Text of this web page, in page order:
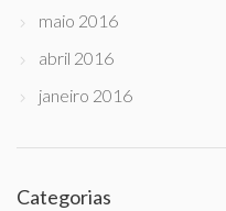
maio 2016
abril 2016
janeiro 2016
Categorias